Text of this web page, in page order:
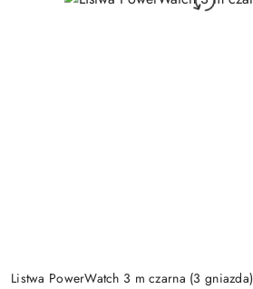
Listwa PowerWatch 3 m czarna (3 gniazda)